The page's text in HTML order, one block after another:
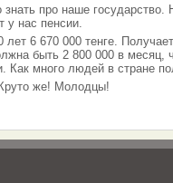
знать про наше государство.
у нас пенсии.
лет 6 670 000 тенге.
быть 2 800 000 в месяц,
Как много людей в стране
же! Молодцы!